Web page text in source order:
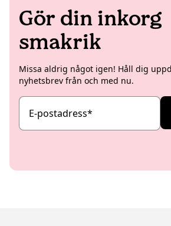
Gör din inkorg
smakrik
Missa aldrig något igen! Håll dig
nyhetsbrev från och med nu.
E-postadress*